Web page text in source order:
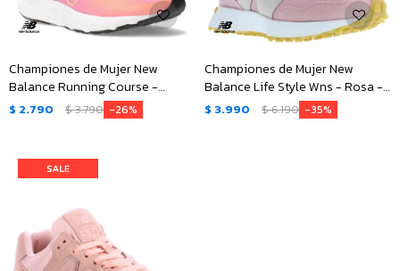
Championes de Mujer New
Balance Running Course -
Rosado Coral - Lila
$ 2.790 $3.790 26
Championes de Mujer New
Balance Life Style Wns - Rosa -
Beige
$ 3.990 $6.190 35